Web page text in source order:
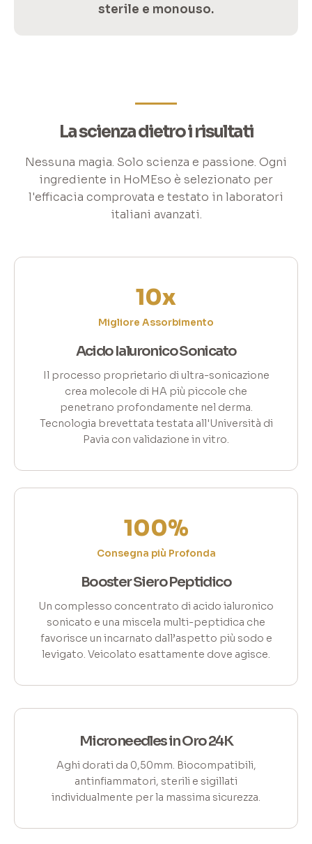
sterile e monouso.
La scienza dietro i risultati
Nessuna magia. Solo scienza e passione. Ogni
ingrediente in HoMEso è selezionato per
l'efficacia comprovata e testato in laboratori
italiani avanzati.
10x
Migliore Assorbimento
Acido Ialuronico Sonicato
Il processo proprietario di ultra-sonicazione
crea molecole di HA più piccole che
penetrano profondamente nel derma.
Tecnologia brevettata testata all'Università di
Pavia con validazione in vitro.
100%
Consegna più Profonda
Booster Siero Peptidico
Un complesso concentrato di acido ialuronico
sonicato e una miscela multi-peptidica che
favorisce un incarnato dall’aspetto più sodo e
levigato. Veicolato esattamente dove agisce.
Microneedles in Oro 24K
Aghi dorati da 0,50mm. Biocompatibili,
antinfiammatori, sterili e sigillati
individualmente per la massima sicurezza.